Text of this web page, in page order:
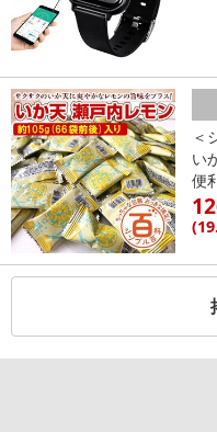
＜
い
便
(19